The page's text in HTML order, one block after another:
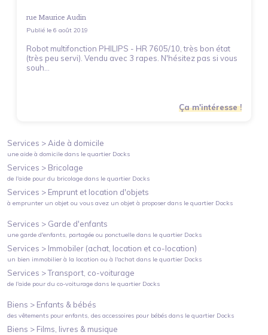
rue Maurice Audin
Publié le 6 août 2019
Robot multifonction PHILIPS - HR 7605/10, très bon état
(très peu servi). Vendu avec 3 rapes. N'hésitez pas si vous
souh...
Ça m'intéresse !
Services >Aide à domicile
une aide à domicile dans le quartier Docks
Services > Bricolage
de l'aide pour du bricolage dans le quartier Docks
Services > Emprunt et location d'objets
à emprunter un objet ou vous avez un objet à proposer dans le quartier Docks
Services > Garde d'enfants
une garde d'enfants, partagée ou ponctuelle dans le quartier Docks
Services > Immobiler (achat, location et co-location)
un bien immobilier à la location ou à l'achat dans le quartier Docks
Services >Transport, co-voiturage
de l'aide pour du co-voiturage dans le quartier Docks
Biens > Enfants & bébés
des vêtements pour enfants, des accessoires pour bébés dans le quartier Docks
Biens > Films, livres & musique